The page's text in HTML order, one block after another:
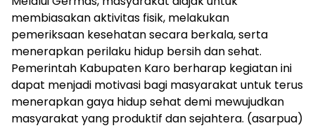
membiasakan aktivitas fisik, melakukan
pemeriksaan kesehatan secara berkala, serta
menerapkan perilaku hidup bersih dan sehat.
Pemerintah Kabupaten Karo berharap kegiatan ini
dapat menjadi motivasi bagi masyarakat untuk terus
menerapkan gaya hidup sehat demi mewujudkan
masyarakat yang produktif dan sejahtera. (asarpua)